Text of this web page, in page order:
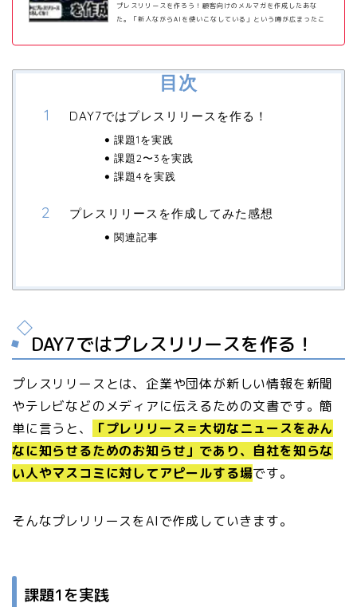
プレスリリースを作ろう！顧客向けのメルマガを作成したあな
た。「新人ながらAIを使いこなしている」という噂が広まったこ
なんだが、お前に「プレスリリースを書いてほしい」
目次
DAY7ではプレスリリースを作る！
課題1を実践
課題2〜3を実践
課題4を実践
プレスリリースを作成してみた感想
関連記事
DAY7ではプレスリリースを作る！
プレスリリースとは、企業や団体が新しい情報を新聞
やテレビなどのメディアに伝えるための文書です。簡
単に言うと、
「プレリリース＝大切なニュースをみん
なに知らせるためのお知らせ」であり、自社を知らな
い人やマスコミに対してアピールする場です。
そんなプレリリースをAIで作成していきます。
課題1を実践